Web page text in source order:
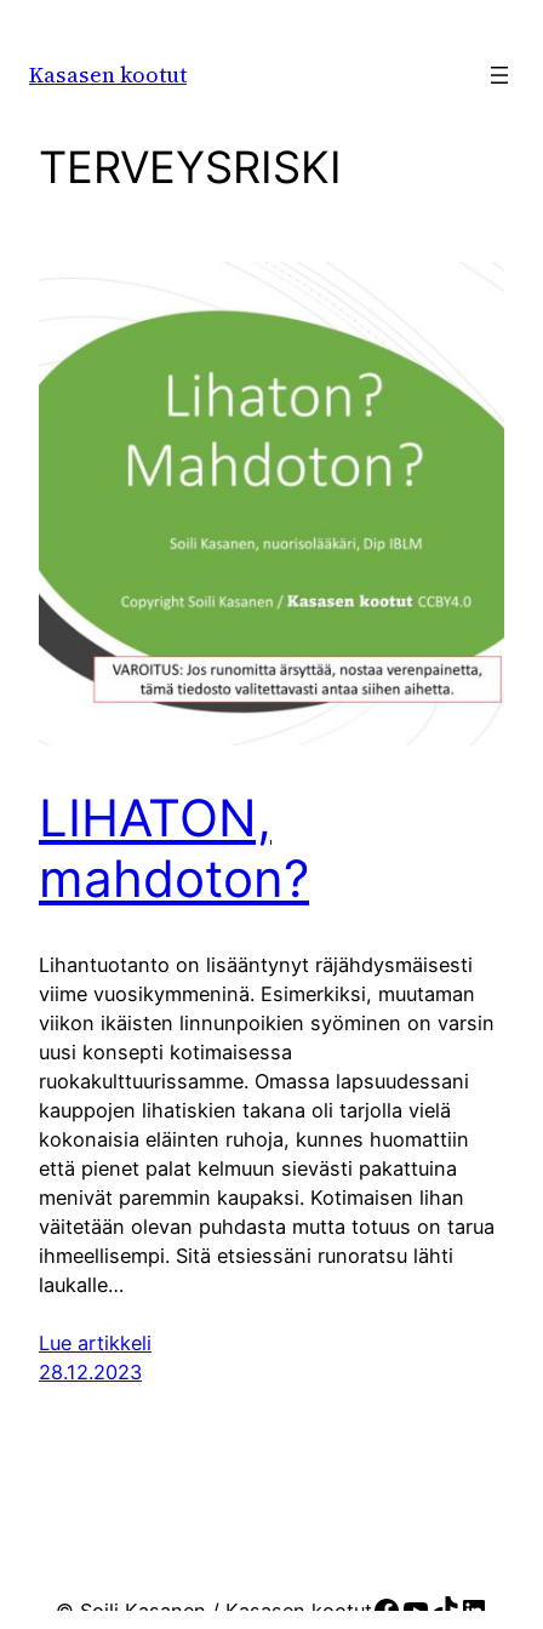
Kasasen kootut
TERVEYSRISKI
LIHATON,
mahdoton?
Lihantuotanto on lisääntynyt räjähdysmäisesti
viime vuosikymmeninä. Esimerkiksi, muutaman
viikon ikäisten linnunpoikien syöminen on varsin
uusi konsepti kotimaisessa
ruokakulttuurissamme. Omassa lapsuudessani
kauppojen lihatiskien takana oli tarjolla vielä
kokonaisia eläinten ruhoja, kunnes huomattiin
että pienet palat kelmuun sievästi pakattuina
menivät paremmin kaupaksi. Kotimaisen lihan
väitetään olevan puhdasta mutta totuus on tarua
ihmeellisempi. Sitä etsiessäni runoratsu lähti
laukalle…
Lue artikkeli
28.12.2023
© Soili Kasanen / Kasasen kootutFacebook
YouTube
TikTok